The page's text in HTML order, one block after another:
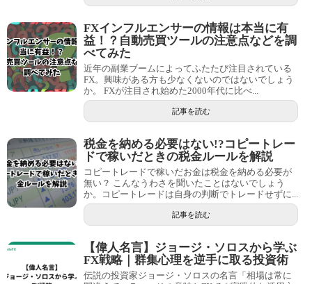
FXインフルエンサーの情報は本当に有
益！？自動売買ツールの注意点などを調
べてみた
近年の副業ブームによってふたたび注目されている
FX。興味がある方も少なくないのではないでしょう
か。 FXが注目され始めた2000年代に比べ...
記事を読む
税金を納める必要はない!?コピートレー
ドで稼いだときの税金ルールを解説
コピートレードで稼いだお金は税金を納める必要が
無い？ こんなうわさを聞いたことはないでしょう
か。コピートレードは自身の判断でトレードせずに...
記事を読む
【偉人名言】ジョージ・ソロスから学ぶ
FX戦略｜群集心理を逆手に取る投資術
伝説の投資家ジョージ・ソロスの名言「相場は常に